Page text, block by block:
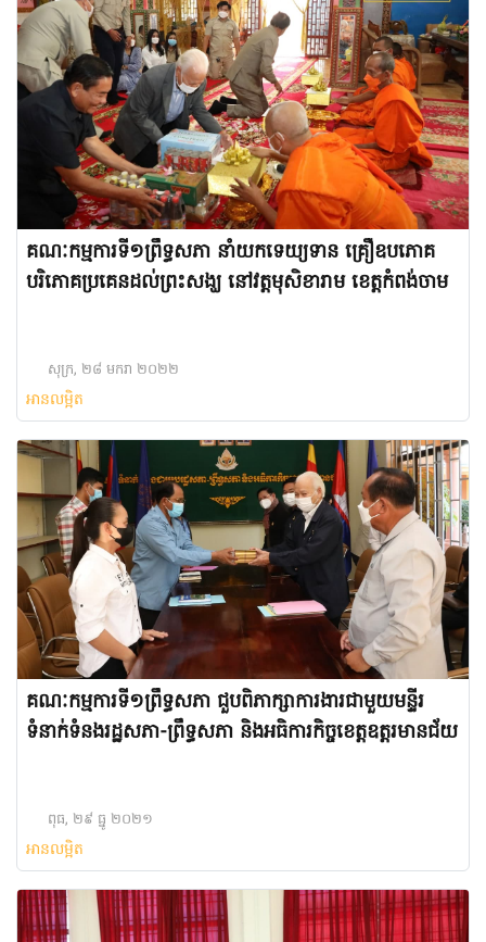
គណៈកម្មការទី១ព្រឹទ្ធសភា នាំយកទេយ្យទាន គ្រឿឧបភោគ
បរិភោគប្រគេនដល់ព្រះសង្ឃ នៅវត្តមុសិខារាម ខេត្តកំពង់ចាម
សុក្រ, ២៨ មករា ២០២២
អានលម្អិត
គណៈកម្មការទី១ព្រឹទ្ធសភា ជួបពិភាក្សាការងារជាមួយមន្ទីរ
ទំនាក់ទំនងរដ្ឋសភា-ព្រឹទ្ធសភា និងអធិការកិច្ចខេត្តឧត្តរមានជ័យ
ពុធ, ២៩ ធ្នូ ២០២១
អានលម្អិត